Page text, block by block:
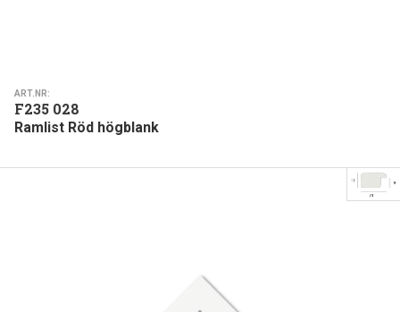
ART.NR:
F235 028
Ramlist Röd högblank